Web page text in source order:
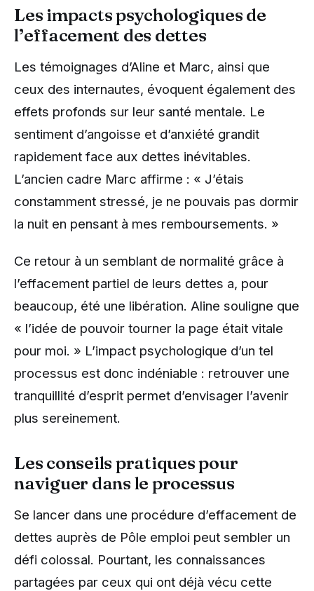
Les impacts psychologiques de
l’effacement des dettes
Les témoignages d’Aline et Marc, ainsi que
ceux des internautes, évoquent également des
effets profonds sur leur santé mentale. Le
sentiment d’angoisse et d’anxiété grandit
rapidement face aux dettes inévitables.
L’ancien cadre Marc affirme : « J’étais
constamment stressé, je ne pouvais pas dormir
la nuit en pensant à mes remboursements. »
Ce retour à un semblant de normalité grâce à
l’effacement partiel de leurs dettes a, pour
beaucoup, été une libération. Aline souligne que
« l’idée de pouvoir tourner la page était vitale
pour moi. » L’impact psychologique d’un tel
processus est donc indéniable : retrouver une
tranquillité d’esprit permet d’envisager l’avenir
plus sereinement.
Les conseils pratiques pour
naviguer dans le processus
Se lancer dans une procédure d’effacement de
dettes auprès de Pôle emploi peut sembler un
défi colossal. Pourtant, les connaissances
partagées par ceux qui ont déjà vécu cette